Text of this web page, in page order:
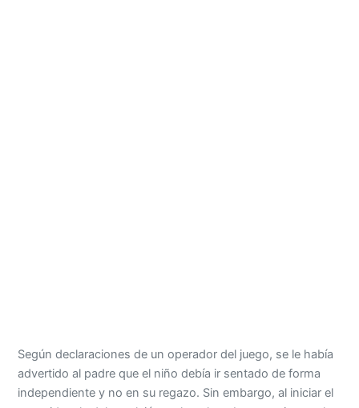
Según declaraciones de un operador del juego, se le había
advertido al padre que el niño debía ir sentado de forma
independiente y no en su regazo. Sin embargo, al iniciar el